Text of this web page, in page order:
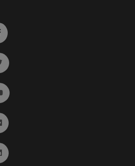
Ir a facebook (abre en ventana nueva)
Ir a twitter (abre en ventana nueva)
Ir a YouTube (abre en ventana nueva)
Ir a Flickr (abre en ventana nueva)
Ir a Linkedin (abre en ventana nueva)